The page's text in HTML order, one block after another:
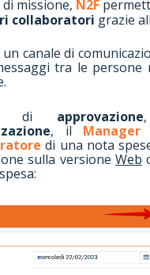
missione, N2F
collaboratori grazie
canale di
tra le persone
di approvazione
, il
di una nota
sulla versione Web